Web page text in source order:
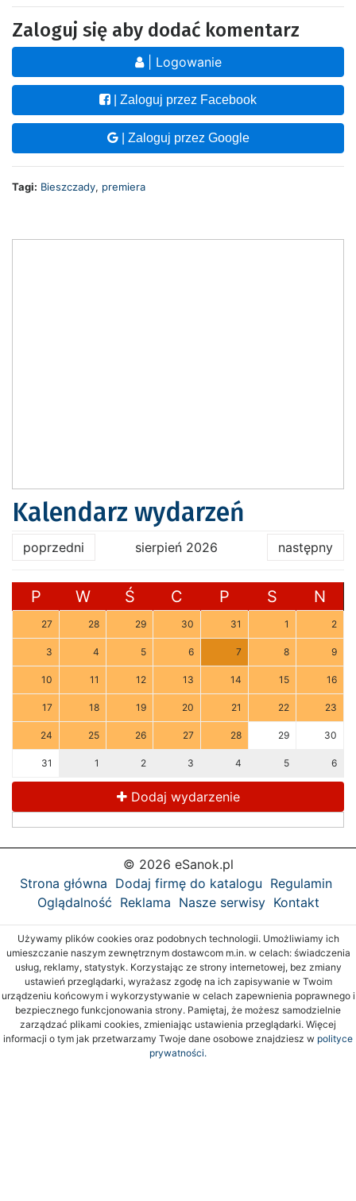
Zaloguj się aby dodać komentarz
| Logowanie
| Zaloguj przez Facebook
| Zaloguj przez Google
Tagi: Bieszczady, premiera
Kalendarz wydarzeń
poprzedni sierpień 2026 następny
P W Ś C P S N
27 28 29 30 31 1 2
3 4 5 6 7 8 9
10 11 12 13 14 15 16
17 18 19 20 21 22 23
24 25 26 27 28 29 30
31 1 2 3 4 5 6
Dodaj wydarzenie
© 2026 eSanok.pl
Strona główna Dodaj firmę do katalogu Regulamin
Oglądalność Reklama Nasze serwisy Kontakt
Używamy plików cookies oraz podobnych technologii. Umożliwiamy ich
umieszczanie naszym zewnętrznym dostawcom m.in. w celach: świadczenia
usług, reklamy, statystyk. Korzystając ze strony internetowej, bez zmiany
ustawień przeglądarki, wyrażasz zgodę na ich zapisywanie w Twoim
urządzeniu końcowym i wykorzystywanie w celach zapewnienia poprawnego i
bezpiecznego funkcjonowania strony. Pamiętaj, że możesz samodzielnie
zarządzać plikami cookies, zmieniając ustawienia przeglądarki. Więcej
informacji o tym jak przetwarzamy Twoje dane osobowe znajdziesz w polityce
prywatności.